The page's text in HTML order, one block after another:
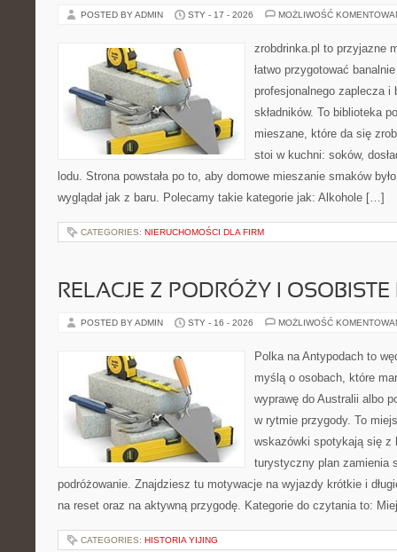
POSTED BY ADMIN STY - 17 - 2026 MOŻLIWOŚĆ
zrobdrinka.pl to przyjazne
łatwo przygotować
profesjonalnego zaplecza i
składników. To biblioteka
mieszane, które da się
stoi w kuchni: soków,
lodu. Strona powstała po to, aby domowe mieszanie smaków
wyglądał jak z baru. Polecamy takie kategorie jak: Alkohole […]
CATEGORIES: NIERUCHOMOŚCI DLA FIRM
RELACJE Z PODRÓŻY I OSOBISTE
POSTED BY ADMIN STY - 16 - 2026 MOŻLIWOŚĆ
Polka na Antypodach to
myślą o osobach, które
wyprawę do Australii albo
w rytmie przygody. To
wskazówki spotykają się z
turystyczny plan zamienia
podróżowanie. Znajdziesz tu motywacje na wyjazdy krótkie i
na reset oraz na aktywną przygodę. Kategorie do czytania to:
CATEGORIES: HISTORIA YIJING